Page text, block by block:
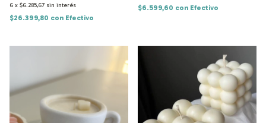
6 x $6.285,67 sin interés
$26.399,80 con Efectivo
$6.599,60 con Efectivo